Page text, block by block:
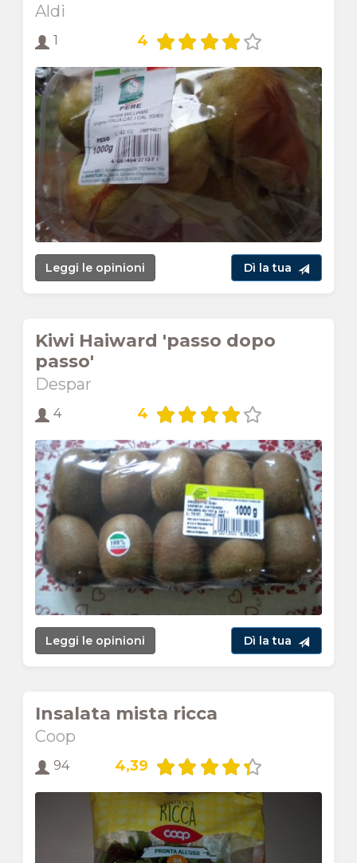
Aldi
1 4
Leggi le opinioni Dì la tua
Kiwi Haiward 'passo dopo
passo'
Despar
4 4
Leggi le opinioni Dì la tua
Insalata mista ricca
Coop
94 4,39